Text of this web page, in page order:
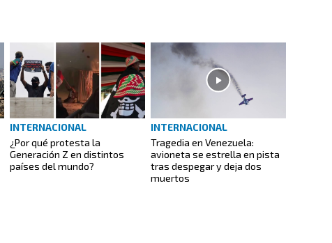
INTERNACIONAL
¿Por qué protesta la
Generación Z en distintos
países del mundo?
INTERNACIONAL
Tragedia en Venezuela:
avioneta se estrella en pista
tras despegar y deja dos
muertos